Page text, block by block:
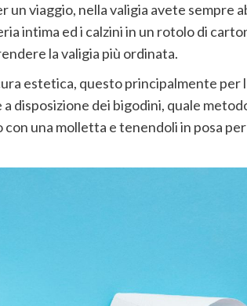
viaggio, nella valigia avete sempre
intima ed i calzini in un rotolo di
la valigia più ordinata.
estetica, questo principalmente
disposizione dei bigodini, quale
una molletta e tenendoli in posa